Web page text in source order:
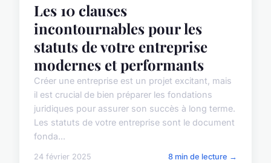
Les 10 clauses
incontournables pour les
statuts de votre entreprise
modernes et performants
Créer une entreprise est un projet excitant, mais
il est crucial de bien préparer les fondations
juridiques pour assurer son succès à long terme.
Les statuts de votre entreprise sont le document
fonda...
24 février 2025 8 min de lecture →